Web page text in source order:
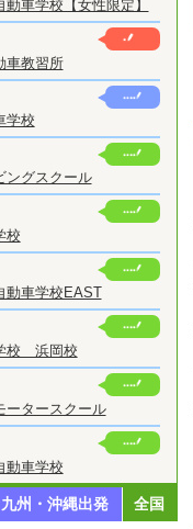
車学校【女性限定】
車教習所
学校
ングスクール
校
動車学校EAST
校 浜岡校
ータースクール
動車学校
九州・沖縄出発 全国